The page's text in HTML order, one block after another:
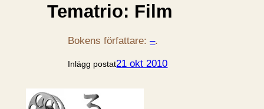
Tematrio: Film
Bokens författare:–.
Inlägg postat21 okt 2010